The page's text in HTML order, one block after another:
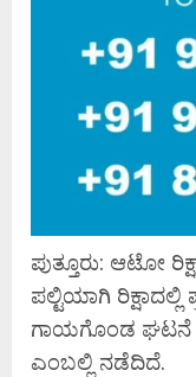
ಪುತ್ತೂರು: ಆಟೋ
ಪಲ್ಟಿಯಾಗಿ
ಗಾಯಗೊಂಡ ಘಟನೆ
ಎಂಬಲ್ಲಿ ನಡೆದಿದೆ.